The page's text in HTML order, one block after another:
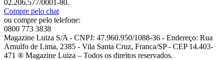
02.206.577/0001-80.
Compre pelo chat
ou compre pelo telefone:
0800 773 3838
Magazine Luiza S/A - CNPJ: 47.960.950/1088-36 - Endereço: Rua
Arnulfo de Lima, 2385 - Vila Santa Cruz, Franca/SP - CEP 14.403-
471 ® Magazine Luiza – Todos os direitos reservados.